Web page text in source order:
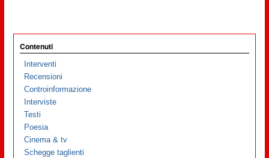
Contenuti
Interventi
Recensioni
Controinformazione
Interviste
Testi
Poesia
Cinema & tv
Schegge taglienti